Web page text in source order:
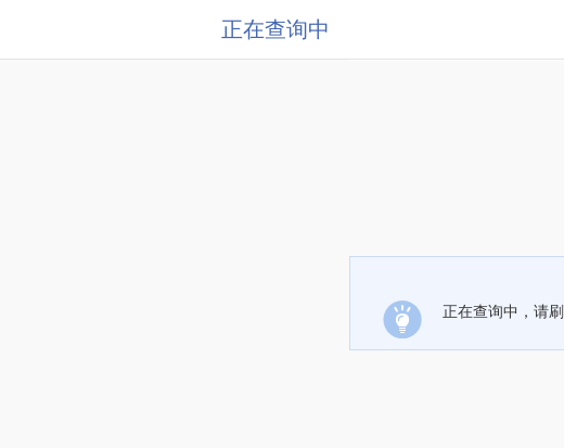
正在查询中
正在查询中，请